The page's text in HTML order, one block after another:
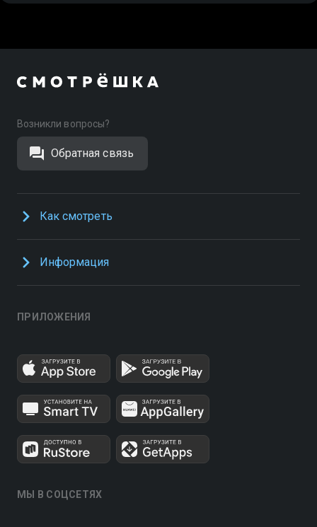
Возникли вопросы?
Обратная связь
Как смотреть
Информация
ПРИЛОЖЕНИЯ
МЫ В СОЦСЕТЯХ